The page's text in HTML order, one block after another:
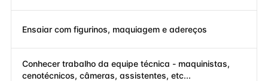
Ensaiar com figurinos, maquiagem e adereços
Conhecer trabalho da equipe técnica - maquinistas,
cenotécnicos, câmeras, assistentes, etc...